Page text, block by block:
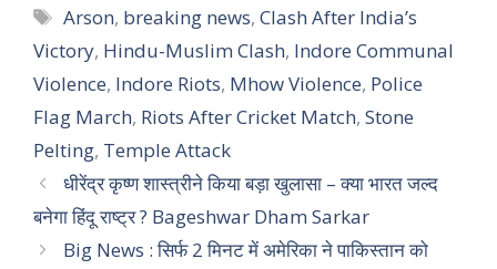
Tags
Arson, breaking news,Clash After India’s
Victory, Hindu-Muslim Clash, Indore Communal
Violence, Indore Riots, Mhow Violence, Police
Flag March, Riots After Cricket Match, Stone
Pelting, Temple Attack
धीरेंद्र कृष्ण शास्त्रीने किया बड़ा खुलासा – क्या भारत जल्द
बनेगा हिंदू राष्ट्र ? Bageshwar Dham Sarkar
Big News : सिर्फ 2 मिनट में अमेरिका ने पाकिस्तान को